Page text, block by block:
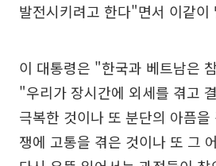
발전시키려고 한다"면서 이같이
이 대통령은 "한국과 베트남은
"우리가 장시간에 외세를 겪고
극복한 것이나 또 분단의 아픔
쟁에 고통을 겪은 것이나 또 그